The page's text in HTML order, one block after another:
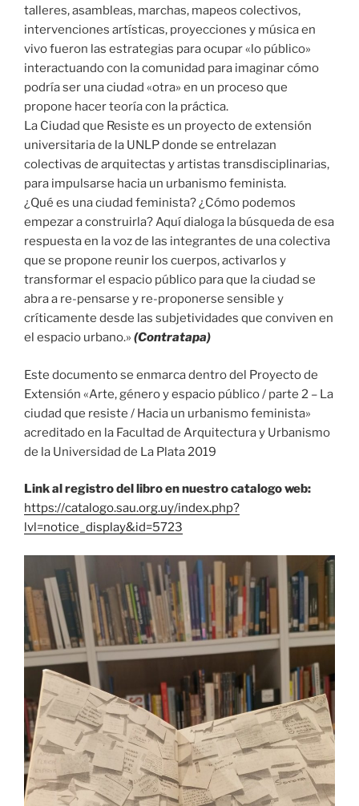
talleres, asambleas, marchas, mapeos colectivos,
intervenciones artísticas, proyecciones y música en
vivo fueron las estrategias para ocupar «lo público»
interactuando con la comunidad para imaginar cómo
podría ser una ciudad «otra» en un proceso que
propone hacer teoría con la práctica.
La Ciudad que Resiste es un proyecto de extensión
universitaria de la UNLP donde se entrelazan
colectivas de arquitectas y artistas transdisciplinarias,
para impulsarse hacia un urbanismo feminista.
¿Qué es una ciudad feminista? ¿Cómo podemos
empezar a construirla? Aquí dialoga la búsqueda de esa
respuesta en la voz de las integrantes de una colectiva
que se propone reunir los cuerpos, activarlos y
transformar el espacio público para que la ciudad se
abra a re-pensarse y re-proponerse sensible y
críticamente desde las subjetividades que conviven en
el espacio urbano.» (Contratapa)
Este documento se enmarca dentro del Proyecto de
Extensión «Arte, género y espacio público / parte 2 – La
ciudad que resiste / Hacia un urbanismo feminista»
acreditado en la Facultad de Arquitectura y Urbanismo
de la Universidad de La Plata 2019
Link al registro del libro en nuestro catalogo web:
https://catalogo.sau.org.uy/index.php?
lvl=notice_display&id=5723